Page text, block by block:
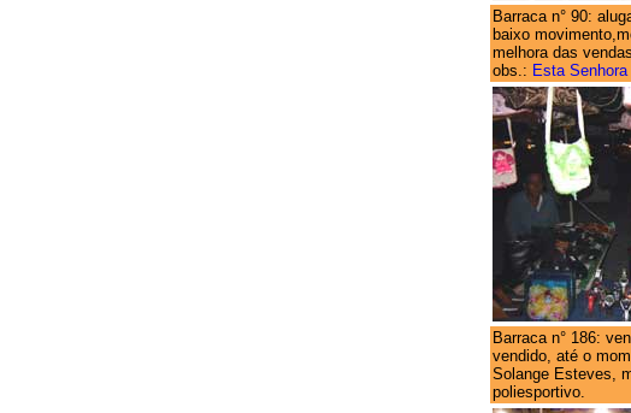
Barraca n° 90:
baixo
melhora das
obs.: Esta
Barraca n° 186:
vendido, até o
Solange Esteves,
poliesportivo.